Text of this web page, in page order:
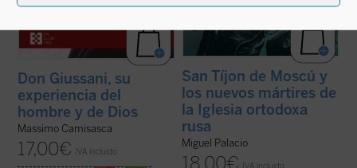
Don Giussani, su
experiencia del
hombre y de Dios
Massimo Camisasca
17,00€ IVA incluido
San Tíjon de Moscú y
los nuevos mártires de
la Iglesia ortodoxa
rusa
Miguel Palacio